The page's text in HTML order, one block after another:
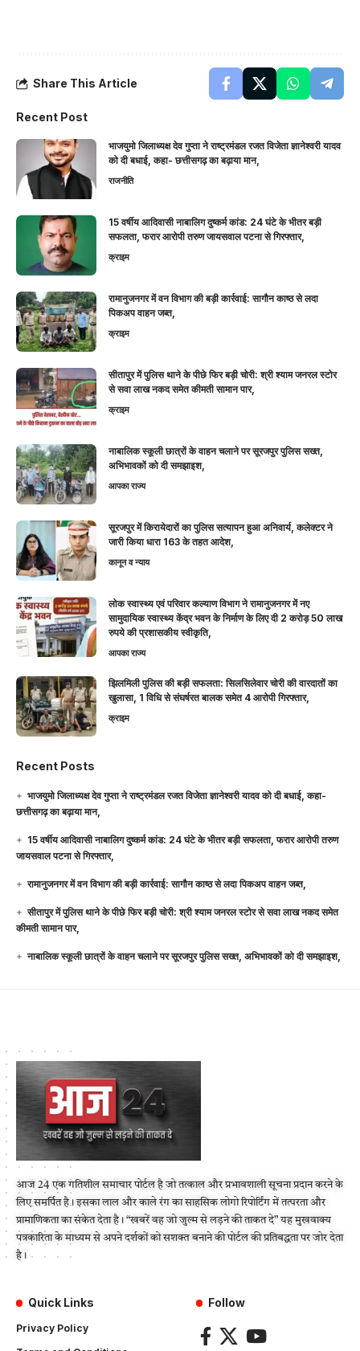
Share This Article
Recent Post
भाजयुमो जिलाध्यक्ष देव गुप्ता ने राष्ट्रमंडल रजत विजेता ज्ञानेश्वरी यादव
को दी बधाई, कहा- छत्तीसगढ़ का बढ़ाया मान,
राजनीति
15 वर्षीय आदिवासी नाबालिग दुष्कर्म कांड: 24 घंटे के भीतर बड़ी
सफलता, फरार आरोपी तरुण जायसवाल पटना से गिरफ्तार,
क्राइम
रामानुजनगर में वन विभाग की बड़ी कार्रवाई: सागौन काष्ठ से लदा
पिकअप वाहन जब्त,
क्राइम
सीतापुर में पुलिस थाने के पीछे फिर बड़ी चोरी: श्री श्याम जनरल स्टोर
से सवा लाख नकद समेत कीमती सामान पार,
क्राइम
नाबालिक स्कूली छात्रों के वाहन चलाने पर सूरजपुर पुलिस सख्त,
अभिभावकों को दी समझाइश,
आपका राज्य
सूरजपुर में किरायेदारों का पुलिस सत्यापन हुआ अनिवार्य, कलेक्टर ने
जारी किया धारा 163 के तहत आदेश,
कानून व न्याय
लोक स्वास्थ्य एवं परिवार कल्याण विभाग ने रामानुजनगर में नए
सामुदायिक स्वास्थ्य केंद्र भवन के निर्माण के लिए दी 2 करोड़ 50 लाख
रुपये की प्रशासकीय स्वीकृति,
आपका राज्य
झिलमिली पुलिस की बड़ी सफलता: सिलसिलेवार चोरी की वारदातों का
खुलासा, 1 विधि से संघर्षरत बालक समेत 4 आरोपी गिरफ्तार,
क्राइम
Recent Posts
भाजयुमो जिलाध्यक्ष देव गुप्ता ने राष्ट्रमंडल रजत विजेता ज्ञानेश्वरी यादव को दी बधाई, कहा-
छत्तीसगढ़ का बढ़ाया मान,
15 वर्षीय आदिवासी नाबालिग दुष्कर्म कांड: 24 घंटे के भीतर बड़ी सफलता, फरार आरोपी तरुण
जायसवाल पटना से गिरफ्तार,
रामानुजनगर में वन विभाग की बड़ी कार्रवाई: सागौन काष्ठ से लदा पिकअप वाहन जब्त,
सीतापुर में पुलिस थाने के पीछे फिर बड़ी चोरी: श्री श्याम जनरल स्टोर से सवा लाख नकद समेत
कीमती सामान पार,
नाबालिक स्कूली छात्रों के वाहन चलाने पर सूरजपुर पुलिस सख्त, अभिभावकों को दी समझाइश,
आज 24 एक गतिशील समाचार पोर्टल है जो तत्काल और प्रभावशाली सूचना प्रदान करने के
लिए समर्पित है। इसका लाल और काले रंग का साहसिक लोगो रिपोर्टिंग में तत्परता और
प्रामाणिकता का संकेत देता है। “खबरें वह जो जुल्म से लड़ने की ताकत दे” यह मुखवाक्य
पत्रकारिता के माध्यम से अपने दर्शकों को सशक्त बनाने की पोर्टल की प्रतिबद्धता पर जोर देता
है।
Quick Links
Privacy Policy
Follow